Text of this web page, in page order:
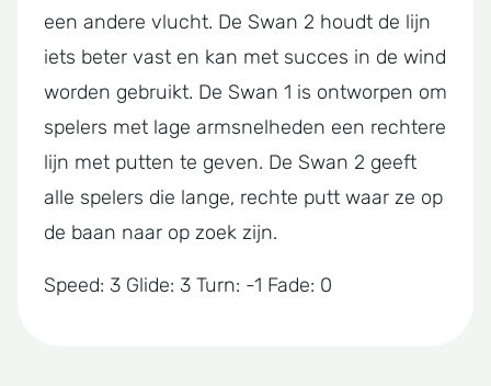
een andere vlucht. De Swan 2 houdt de lijn
iets beter vast en kan met succes in de wind
worden gebruikt. De Swan 1 is ontworpen om
spelers met lage armsnelheden een rechtere
lijn met putten te geven. De Swan 2 geeft
alle spelers die lange, rechte putt waar ze op
de baan naar op zoek zijn.
Speed: 3 Glide: 3 Turn: -1 Fade: 0